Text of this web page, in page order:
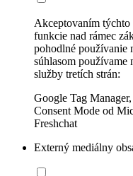
Akceptovaním
funkcie nad rámec
pohodlné používanie
súhlasom používame
služby tretích strán:
Google Tag
Consent Mode od
Freshchat
Externý mediálny